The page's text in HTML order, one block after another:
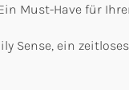
Must-Have für
Sense, ein